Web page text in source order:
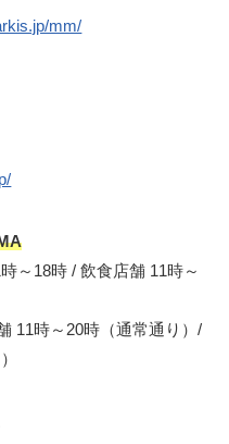
mm/
～18時 / 飲食店舗 11時～
11時～20時（通常通り）/